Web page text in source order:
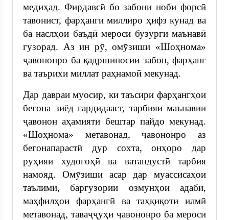
медиҳад. Фирдавсӣ бо забони ноби форсӣ
тавонист, фарҳанги миллиро ҳифз кунад ва
ба наслҳои баъдӣ мероси бузурги маънавӣ
гузорад. Аз ин рӯ, омӯзиши «Шоҳнома»
ҷавононро ба қадршиносии забон, фарҳанг
ва таърихи миллат раҳнамоӣ мекунад.
Дар давраи муосир, ки таъсири фарҳангҳои
бегона зиёд гардидааст, тарбияи маънавии
ҷавонон аҳамияти бештар пайдо мекунад.
«Шоҳнома» метавонад, ҷавононро аз
бегонапарастӣ дур сохта, онҳоро дар
руҳияи худогоҳӣ ва ватандӯстӣ тарбия
намояд. Омӯзиши асар дар муассисаҳои
таълимӣ, баргузории озмунҳои адабӣ,
маҳфилҳои фарҳангӣ ва таҳқиқоти илмӣ
метавонад, таваҷҷуҳи ҷавононро ба мероси